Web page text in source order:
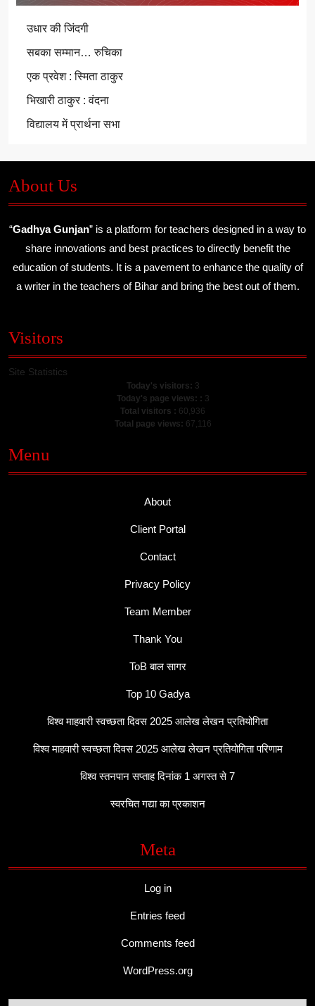
उधार की जिंदगी
सबका सम्मान… रुचिका
एक प्रवेश : स्मिता ठाकुर
भिखारी ठाकुर : वंदना
विद्यालय में प्रार्थना सभा
About Us
“Gadhya Gunjan” is a platform for teachers designed in a way to
share innovations and best practices to directly benefit the
education of students. It is a pavement to enhance the quality of
a writer in the teachers of Bihar and bring the best out of them.
Visitors
Site Statistics
Today's visitors: 3
Today's page views: : 3
Total visitors : 60,936
Total page views: 67,116
Menu
About
Client Portal
Contact
Privacy Policy
Team Member
Thank You
ToB बाल सागर
Top 10 Gadya
विश्व माहवारी स्वच्छता दिवस 2025 आलेख लेखन प्रतियोगिता
विश्व माहवारी स्वच्छता दिवस 2025 आलेख लेखन प्रतियोगिता परिणाम
विश्व स्तनपान सप्ताह दिनांक 1 अगस्त से 7
स्वरचित गद्या का प्रकाशन
Meta
Log in
Entries feed
Comments feed
WordPress.org